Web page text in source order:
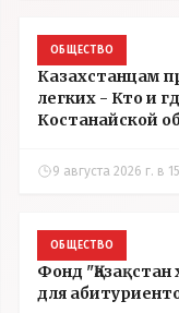
ОБЩЕСТВО
Казахстанцам
легких - Кто и
Костанайской
9 августа 2026 г. в
ОБЩЕСТВО
Фонд
для